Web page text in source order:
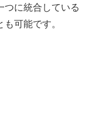
つに統合している
可能です。